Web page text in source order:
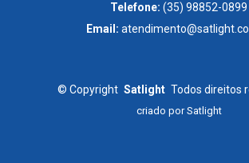
Telefone: (35) 98852-0899
Email:
© Copyright Satlight Todos direitos
criado porSatlight